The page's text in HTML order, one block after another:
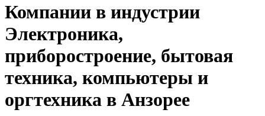
Компании в индустрии
Электроника,
приборостроение, бытовая
техника, компьютеры и
оргтехника в Анзорее